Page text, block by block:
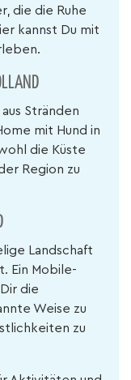
die die Ruhe
kannst Du mit
Stränden
mit Hund in
die Küste
Region zu
Landschaft
Ein Mobile-
die
Weise zu
zu